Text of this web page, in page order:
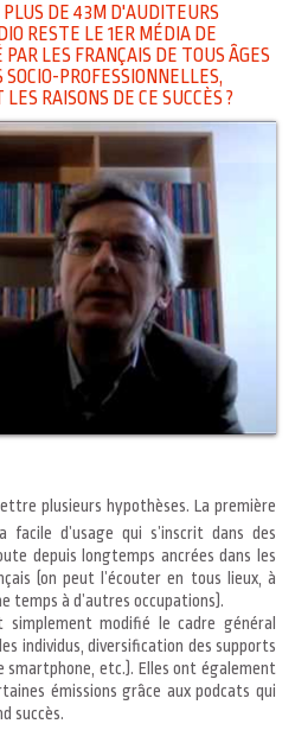
DE 43M D'AUDITEURS
RESTE LE 1ER MÉDIA DE
PAR LES FRANÇAIS DE TOUS ÂGES
PROFESSIONNELLES,
RAISONS DE CE SUCCÈS ?
plusieurs hypothèses. La première
d’usage qui s’inscrit dans des
depuis longtemps ancrées dans les
(on peut l’écouter en tous lieux, à
temps à d’autres occupations).
simplement modifié le cadre général
individus, diversification des supports
smartphone, etc.). Elles ont également
émissions grâce aux podcats qui
succès.